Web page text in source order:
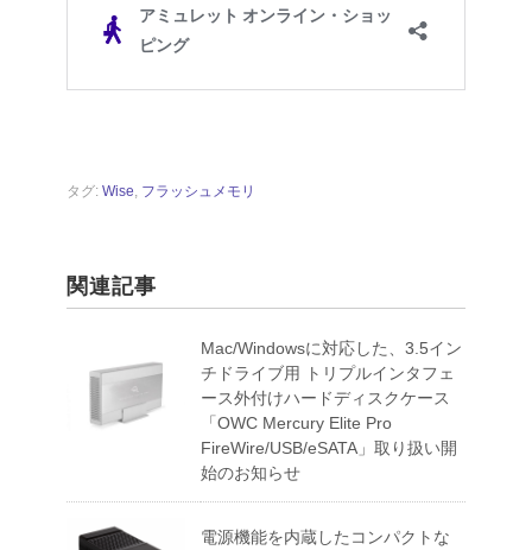
タグ: Wise フラッシュメモリ
関連記事
Mac/Windowsに対応した、3.5イン
チドライブ用 トリプルインタフェ
ース外付けハードディスクケース
「OWC Mercury Elite Pro
FireWire/USB/eSATA」取り扱い開
始のお知らせ
電源機能を内蔵したコンパクトな